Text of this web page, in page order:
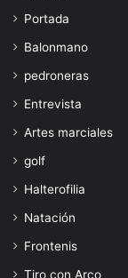
Portada
Balonmano
pedroneras
Entrevista
Artes marciales
golf
Halterofilia
Natación
Frontenis
Tiro con Arco